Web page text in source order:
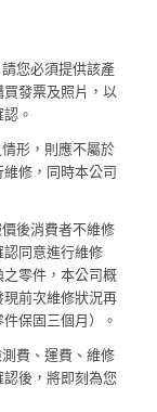
您必須提供該產
發票及照片，以
。
形，則應不屬於
修，同時本公司
後消費者不維修
同意進行維修
零件，本公司概
前次維修狀況再
保固三個月）。
費、運費、維修
後，將即刻為您